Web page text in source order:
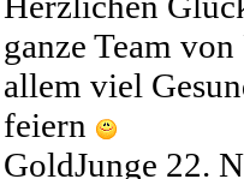
ganze Team
allem viel
feiern
GoldJunge 22.